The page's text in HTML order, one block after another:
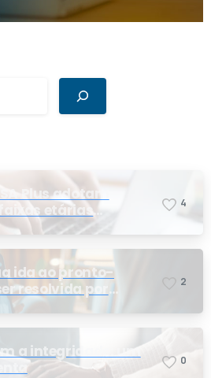
Plus adotam
etárias
da ANS e do STF
4
ida ao pronto-
resolvida por
2
a integridade: um
0